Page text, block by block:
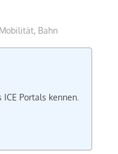
Mobilität, Bahn
Portals kennen.